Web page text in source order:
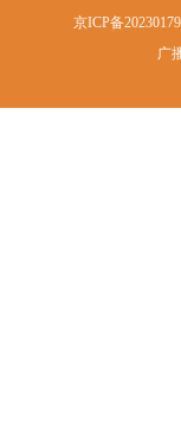
京ICP备
广